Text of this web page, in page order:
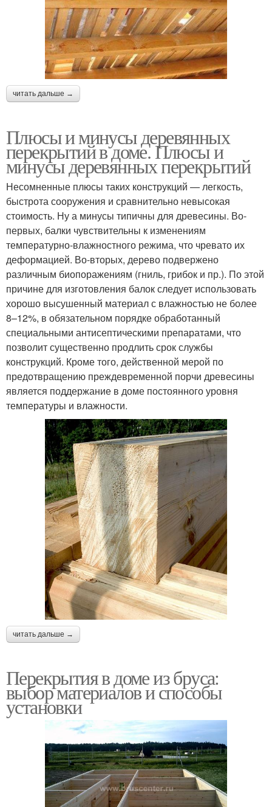
читать дальше →
Плюсы и минусы деревянных
перекрытий в доме. Плюсы и
минусы деревянных перекрытий
Несомненные плюсы таких конструкций — легкость,
быстрота сооружения и сравнительно невысокая
стоимость. Ну а минусы типичны для древесины. Во-
первых, балки чувствительны к изменениям
температурно-влажностного режима, что чревато их
деформацией. Во-вторых, дерево подвержено
различным биопоражениям (гниль, грибок и пр.). По этой
причине для изготовления балок следует использовать
хорошо высушенный материал с влажностью не более
8–12%, в обязательном порядке обработанный
специальными антисептическими препаратами, что
позволит существенно продлить срок службы
конструкций. Кроме того, действенной мерой по
предотвращению преждевременной порчи древесины
является поддержание в доме постоянного уровня
температуры и влажности.
читать дальше →
Перекрытия в доме из бруса:
выбор материалов и способы
установки